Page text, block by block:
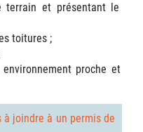
terrain et présentant le
toitures ;
proche et
à joindre à un permis de